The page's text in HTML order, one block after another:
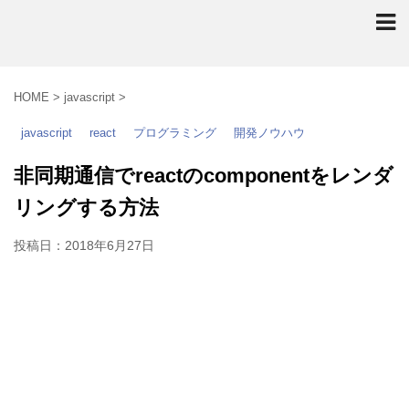
HOME > javascript >
javascript react プログラミング 開発ノウハウ
非同期通信でreactのcomponentをレンダ
リングする方法
投稿日： 2018年6月27日